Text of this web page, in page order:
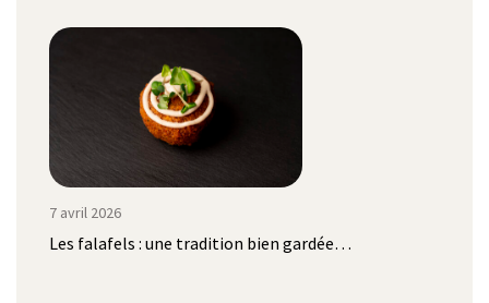
7 avril 2026
Les falafels : une tradition bien gardée…